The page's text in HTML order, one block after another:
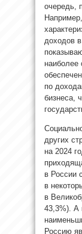
очередь,
доходов
наиболее
по
бизнеса,
других
на 2024
в России
в
в
43,3%). А
Россию